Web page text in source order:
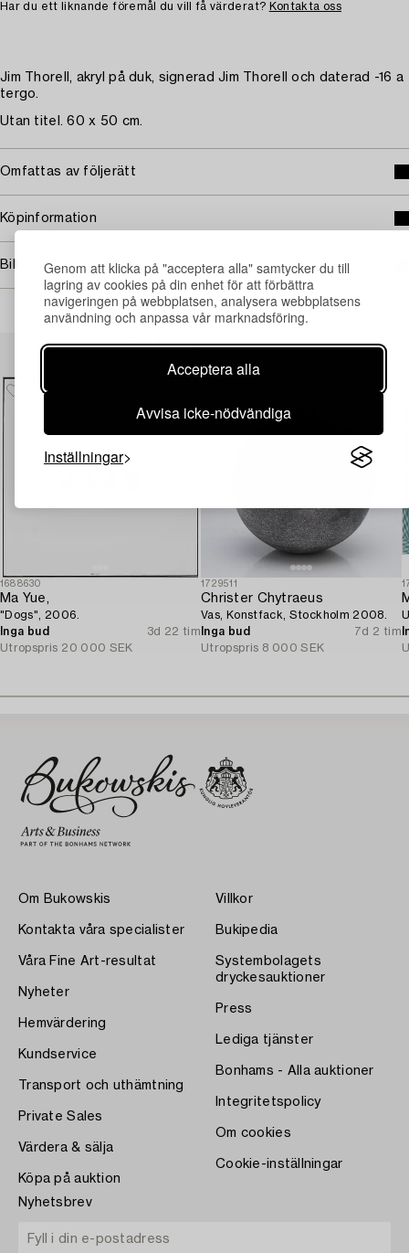
Genom att klicka på "acceptera alla" samtycker du till
lagring av cookies på din enhet för att förbättra
navigeringen på webbplatsen, analysera webbplatsens
användning och anpassa vår marknadsföring.
Acceptera alla
Avvisa icke-nödvändiga
Inställningar
Har du ett liknande föremål du vill få värderat? Kontakta oss
Jim Thorell, akryl på duk, signerad Jim Thorell och daterad -16 a
tergo.
Utan titel. 60 x 50 cm.
Omfattas av följerätt
Köpinformation
Bildrättigheter
Andra har även tittat på
1688630
Ma Yue,
"Dogs", 2006.
Inga bud
3d 22 tim
Utropspris 20 000 SEK
1729511
Christer Chytraeus
Vas, Konstfack, Stockholm 2008.
Inga bud
7d 2 tim
Utropspris 8 000 SEK
Om Bukowskis
Kontakta våra specialister
Våra Fine Art-resultat
Nyheter
Hemvärdering
Kundservice
Transport och uthämtning
Private Sales
Värdera & sälja
Köpa på auktion
Villkor
Bukipedia
Systembolagets
dryckesauktioner
Press
Lediga tjänster
Bonhams - Alla auktioner
Integritetspolicy
Om cookies
Cookie-inställningar
Nyhetsbrev